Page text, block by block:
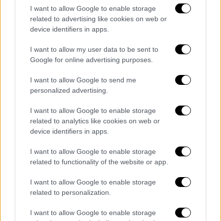
I want to allow Google to enable storage
related to advertising like cookies on web or
device identifiers in apps.
I want to allow my user data to be sent to
Google for online advertising purposes.
I want to allow Google to send me
personalized advertising.
I want to allow Google to enable storage
related to analytics like cookies on web or
device identifiers in apps.
I want to allow Google to enable storage
related to functionality of the website or app.
I want to allow Google to enable storage
related to personalization.
I want to allow Google to enable storage
View this post on Instagram
Η ίδια επέλεξε να απαντήσει με σιωπή,
τονίζοντας πως προτεραιότητά της είναι η
προσωπική της πορεία και η πνευματική της
εξέλιξη, μακριά από δημόσιες